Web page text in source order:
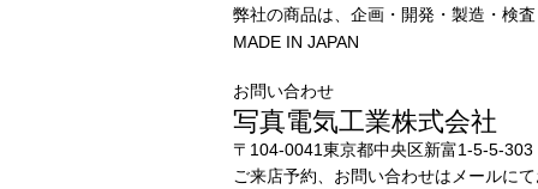
弊社の商品は、企画・開発・製造・
MADE IN JAPAN
お問い合わせ
写真電気工業株式会社
〒104-0041東京都中央区新富1-5-5-303
ご来店予約、お問い合わせはメ